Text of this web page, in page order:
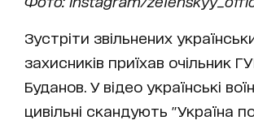
Зустріти звільнених
захисників приїхав очільник
Буданов. У відео українські
цивільні скандують "Україна